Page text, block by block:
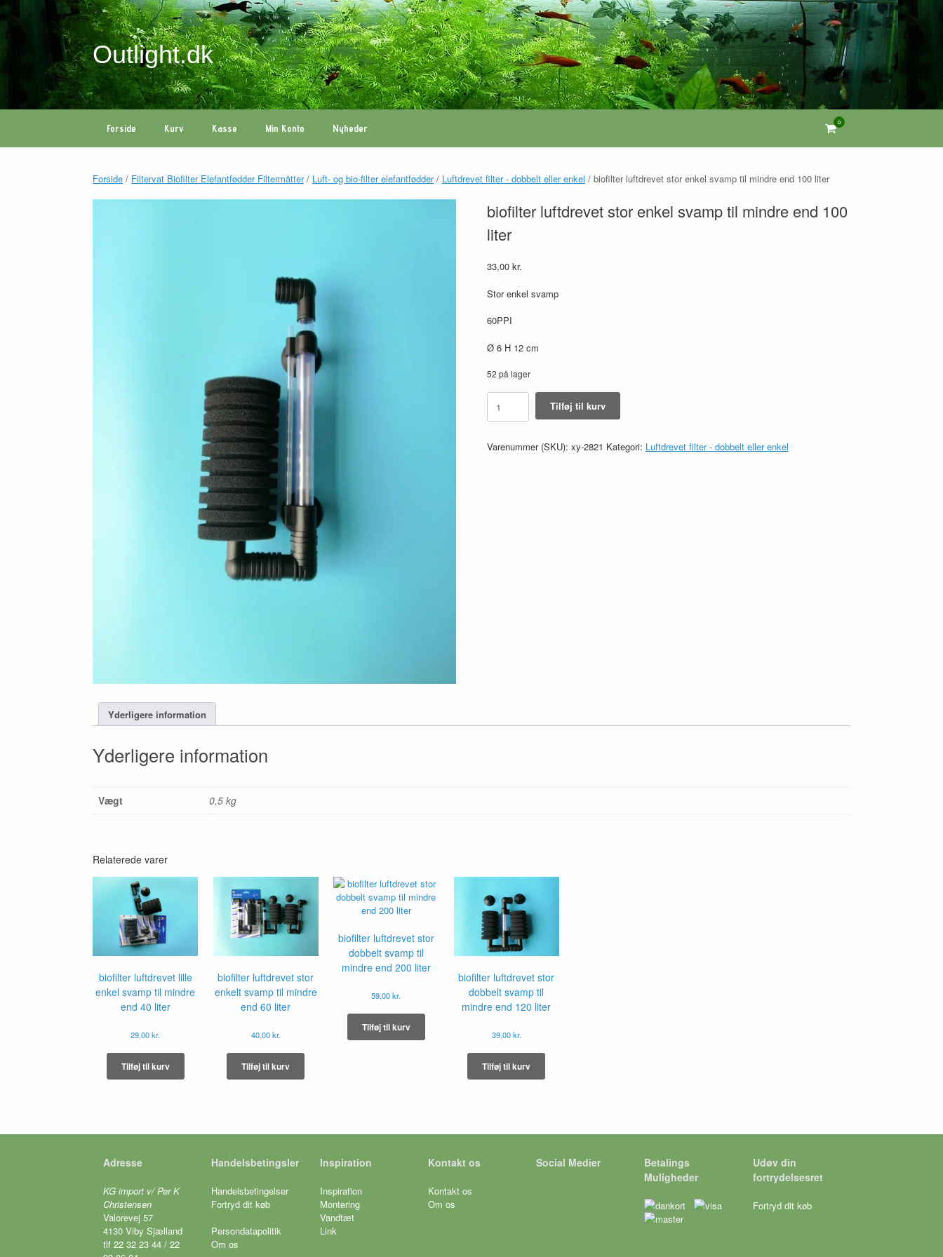
Gå
til
Outlight.dk
Forside Kurv Kasse Min Konto Nyheder
View
cart
0
Forside / Filtervat Biofilter Elefantfødder Filtermåtter/ Luft- og bio-filter elefantfødder/ Luftdrevet filter - dobbelt eller enkel / biofilter luftdrevet stor enkel svamp til mindre end 100 liter
biofilter luftdrevet stor enkel svamp til mindre end 100
liter
33,00 kr.
Stor enkel svamp
60PPI
Ø 6 H 12 cm
52 på lager
biofilter
luftdrevet
stor
svamp
Tilføj til kurv
Varenummer (SKU): xy-2821 Kategori: Luftdrevet filter - dobbelt eller enkel
Yderligere information
Yderligere information
Vægt 0,5 kg
Relaterede varer
biofilter luftdrevet lille
enkel svamp til mindre
end 40 liter
29,00kr.
Tilføj til kurv
biofilter luftdrevet stor
enkelt svamp til mindre
end 60 liter
40,00kr.
Tilføj til kurv
biofilter luftdrevet stor
dobbelt svamp til
mindre end 200 liter
59,00kr.
Tilføj til kurv
biofilter luftdrevet stor
dobbelt svamp til
mindre end 120 liter
39,00kr.
Tilføj til kurv
Adresse
KG import v/ Per K
Christensen
Valorevej 57
4130 Viby Sjælland
tlf 22 32 23 44 / 22
Handelsbetingsler
Handelsbetingelser
Fortryd dit køb
Persondatapolitik
Om os
Inspiration
Inspiration
Montering
Vandtæt
Link
Kontakt os
Kontakt os
Om os
Social Medier
Betalings
Muligheder
Udøv din
fortrydelsesret
Fortryd dit køb